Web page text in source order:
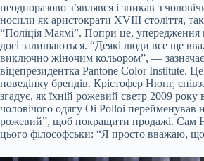
неодноразово з’являвся і зникав з
носили як аристократи XVIII століття, так
“Поліція Маямі”. Попри це, упередження
досі залишаються. “Деякі люди все ще
виключно жіночим кольором”, —
віцепрезидентка Pantone Color Institute.
поведінку брендів. Крістофер Нюнг,
згадує, як їхній рожевий светр 2009 року
чоловічого одягу Oi Polloi перейменував
рожевий”, щоб покращити продажі. Сам
цього філософськи: “Я просто вважаю,